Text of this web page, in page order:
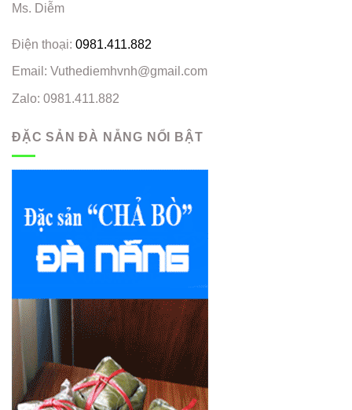
Ms. Diễm
Điện thoại: 0981.411.882
Email: Vuthediemhvnh@gmail.com
Zalo: 0981.411.882
ĐẶC SẢN ĐÀ NẴNG NỔI BẬT